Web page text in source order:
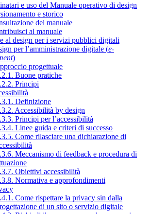
e uso del Manuale operativo di design
e storico
del manuale
al manuale
al design per i servizi pubblici digitali
per l’amministrazione digitale (e-
)
progettuale
Buone pratiche
Principi
Definizione
Accessibilità by design
Principi per l’accessibilità
Linee guida e criteri di successo
Come rilasciare una dichiarazione di
Meccanismo di feedback e procedura di
Obiettivi accessibilità
Normativa e approfondimenti
Come rispettare la privacy sin dalla
di un sito o servizio digitale